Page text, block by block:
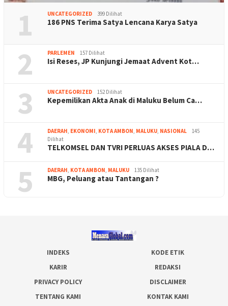
1 UNCATEGORIZED 399 Dilihat
186 PNS Terima Satya Lencana Karya Satya
2 PARLEMEN 157 Dilihat
Isi Reses, JP Kunjungi Jemaat Advent Kot…
3 UNCATEGORIZED 152 Dilihat
Kepemilikan Akta Anak di Maluku Belum Ca…
4 DAERAH, EKONOMI, KOTA AMBON, MALUKU, NASIONAL
145
Dilihat
TELKOMSEL DAN TVRI PERLUAS AKSES PIALA D…
5 DAERAH, KOTA AMBON, MALUKU 135 Dilihat
MBG, Peluang atau Tantangan ?
INDEKS
KODE ETIK
KARIR
REDAKSI
PRIVACY POLICY
DISCLAIMER
TENTANG KAMI
KONTAK KAMI